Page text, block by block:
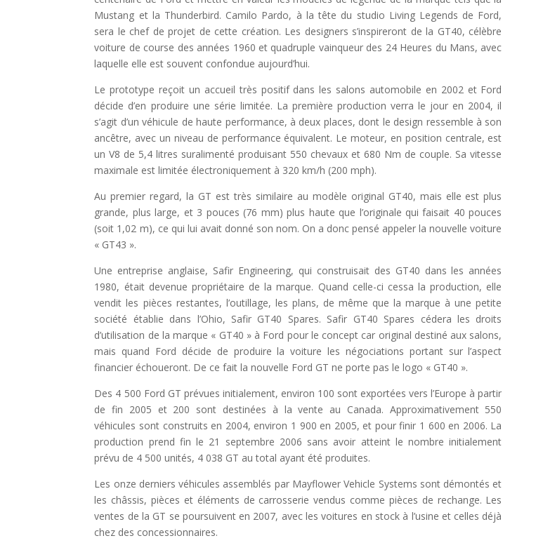
Mustang et la Thunderbird. Camilo Pardo, à la tête du studio Living Legends de Ford,
sera le chef de projet de cette création. Les designers s’inspireront de la GT40, célèbre
voiture de course des années 1960 et quadruple vainqueur des 24 Heures du Mans, avec
laquelle elle est souvent confondue aujourd’hui.
Le prototype reçoit un accueil très positif dans les salons automobile en 2002 et Ford
décide d’en produire une série limitée. La première production verra le jour en 2004, il
s’agit d’un véhicule de haute performance, à deux places, dont le design ressemble à son
ancêtre, avec un niveau de performance équivalent. Le moteur, en position centrale, est
un V8 de 5,4 litres suralimenté produisant 550 chevaux et 680 Nm de couple. Sa vitesse
maximale est limitée électroniquement à 320 km/h (200 mph).
Au premier regard, la GT est très similaire au modèle original GT40, mais elle est plus
grande, plus large, et 3 pouces (76 mm) plus haute que l’originale qui faisait 40 pouces
(soit 1,02 m), ce qui lui avait donné son nom. On a donc pensé appeler la nouvelle voiture
« GT43 ».
Une entreprise anglaise, Safir Engineering, qui construisait des GT40 dans les années
1980, était devenue propriétaire de la marque. Quand celle-ci cessa la production, elle
vendit les pièces restantes, l’outillage, les plans, de même que la marque à une petite
société établie dans l’Ohio, Safir GT40 Spares. Safir GT40 Spares cédera les droits
d’utilisation de la marque « GT40 » à Ford pour le concept car original destiné aux salons,
mais quand Ford décide de produire la voiture les négociations portant sur l’aspect
financier échoueront. De ce fait la nouvelle Ford GT ne porte pas le logo « GT40 ».
Des 4 500 Ford GT prévues initialement, environ 100 sont exportées vers l’Europe à partir
de fin 2005 et 200 sont destinées à la vente au Canada. Approximativement 550
véhicules sont construits en 2004, environ 1 900 en 2005, et pour finir 1 600 en 2006. La
production prend fin le 21 septembre 2006 sans avoir atteint le nombre initialement
prévu de 4 500 unités, 4 038 GT au total ayant été produites.
Les onze derniers véhicules assemblés par Mayflower Vehicle Systems sont démontés et
les châssis, pièces et éléments de carrosserie vendus comme pièces de rechange. Les
ventes de la GT se poursuivent en 2007, avec les voitures en stock à l’usine et celles déjà
chez des concessionnaires.